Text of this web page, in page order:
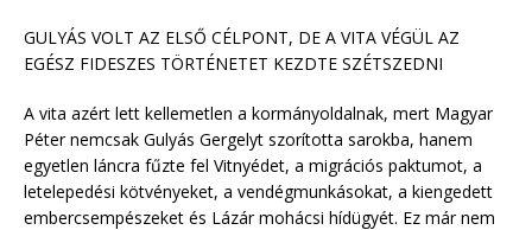
GULYÁS VOLT AZ ELSŐ CÉLPONT, DE A VITA VÉGÜL AZ
EGÉSZ FIDESZES TÖRTÉNETET KEZDTE SZÉTSZEDNI
A vita azért lett kellemetlen a kormányoldalnak, mert Magyar
Péter nemcsak Gulyás Gergelyt szorította sarokba, hanem
egyetlen láncra fűzte fel Vitnyédet, a migrációs paktumot, a
letelepedési kötvényeket, a vendégmunkásokat, a kiengedett
embercsempészeket és Lázár mohácsi hídügyét. Ez már nem